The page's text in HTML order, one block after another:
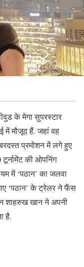
के मेगा सुपरस्टार
में मौजूद हैं. जहां वह
प्रमोशन में लगे हुए
की ओपनिंग
में ‘पठान’ का जलवा
‘पठान’ के ट्रेलर ने फैंस
शाहरुख खान ने अपनी
है.